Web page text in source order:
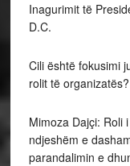
Inagurimit të
D.C.
Cili është fokusimi
rolit të organizatës?
Mimoza Dajçi: Roli
ndjeshëm e
parandalimin e